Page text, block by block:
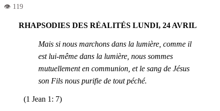
RHAPSODIES DES RÉALITÉS LUNDI, 24 AVRIL
Mais si nous marchons dans la lumière, comme il
est lui-même dans la lumière, nous sommes
mutuellement en communion, et le sang de Jésus
son Fils nous purifie de tout péché.
(1 Jean 1: 7)